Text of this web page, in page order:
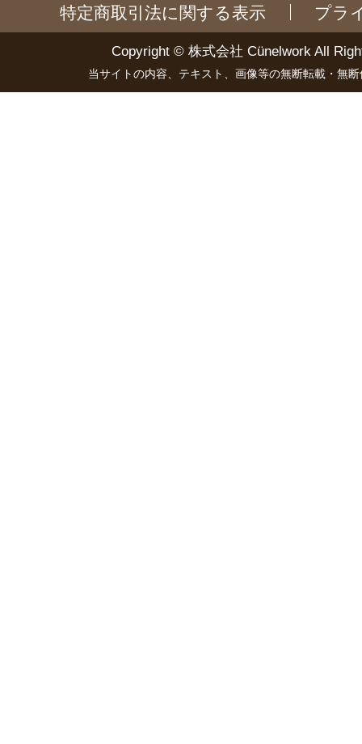
特定商取引法に関する表示 プラ
Copyright © 株式会社 Cünelwork All
当サイトの内容、テキスト、画像等の無断転載・無